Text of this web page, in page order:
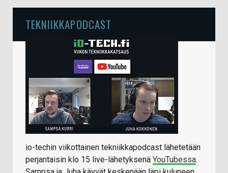
TEKNIIKKAPODCAST
io-techin viikottainen tekniikkapodcast lähetetään
perjantaisin klo 15 live-lähetyksenä YouTubessa.